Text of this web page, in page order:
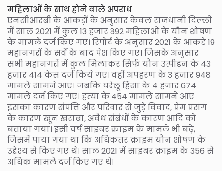
महिलाओं के साथ होने वाले अपराध
एनसीआरबी के आंकड़ों के अनुसार केवल राजधानी दिल्ली
में साल 2021 में कुल 13 हजार 892 महिलाओं के यौन शोषण
के मामले दर्ज किए गए। रिपोर्ट के अनुसार 2021 के आंकडे 19
महानगरों के सर्वे के बाद पेश किए गए। जिसके अनुसार
सभी महानगरों में कुल मिलाकर सिर्फ यौन उत्पीड़न के 43
हजार 414 केस दर्ज किये गए। वहीं अपहरण के 3 हजार 948
मामले सामने आए। जबकि घरेलू हिंसा के 4 हजार 674
मामले दर्ज किए गए। हत्या के 454 मामले सामने आए
इसका कारण संपत्ति और परिवार से जुड़े विवाद, प्रेम प्रसंग
के कारण खून खराबा, अवैध संबंधों के कारण आदि को
बताया गया। इसी वर्ष साइबर क्राइम के मामले भी बढ़े,
जिसमें पाया गया था कि अधिकतर क्राइम यौन शोषण के
उद्देश्य से किए गए थे। साल 2021 में साइबर क्राइम के 356 से
अधिक मामले दर्ज किए गए थे।